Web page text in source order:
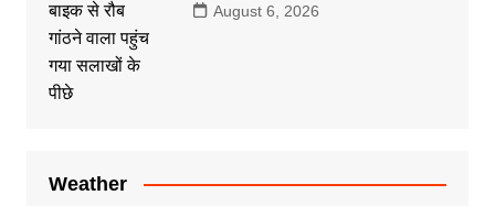
August 6, 2026
Weather